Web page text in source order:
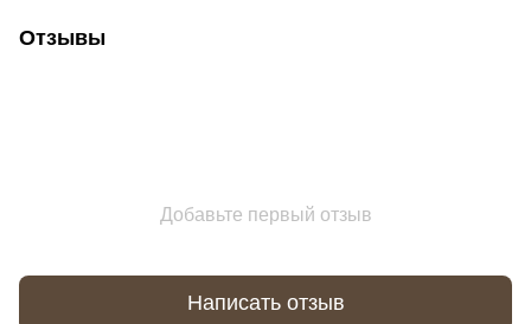
Отзывы
Добавьте первый отзыв
Написать отзыв